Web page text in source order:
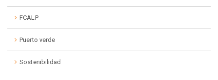
FCALP
Puerto verde
Sostenibilidad